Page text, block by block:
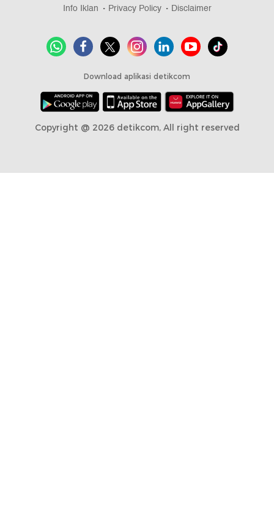
Info Iklan
Privacy Policy Disclaimer
Download aplikasi detikcom
Copyright @ 2026 detikcom, All right reserved